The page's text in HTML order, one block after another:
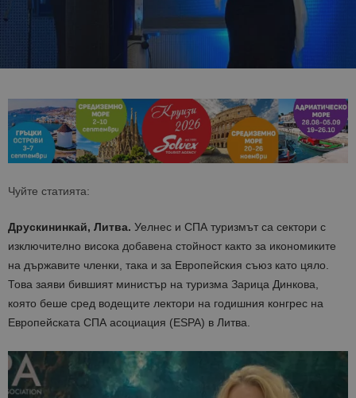
Чуйте статията:
Друскининкай, Литва. Уелнес и СПА туризмът са сектори с
изключително висока добавена стойност както за икономиките
на държавите членки, така и за Европейския съюз като цяло.
Това заяви бившият министър на туризма Зарица Динкова,
която беше сред водещите лектори на годишния конгрес на
Европейската СПА асоциация (ESPA) в Литва.